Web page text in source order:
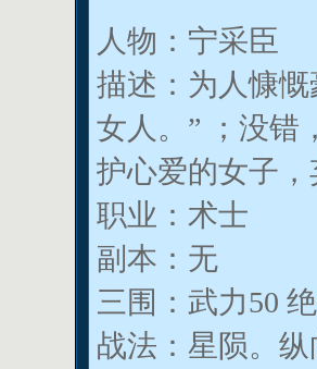
人物：宁采臣
描述：为人慷
女人。” ；没错
护心爱的女子
职业：术士
副本：无
三围：武力50
战法：星陨。